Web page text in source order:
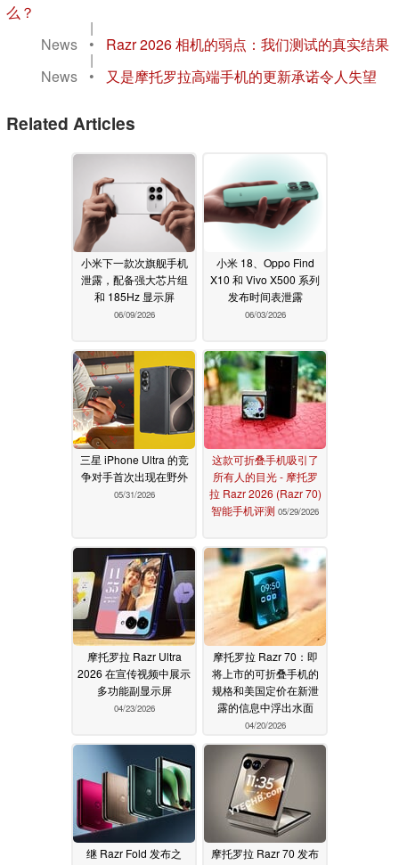
么？
|
News
• Razr 2026 相机的弱点：我们测试的真实结果
|
News
• 又是摩托罗拉高端手机的更新承诺令人失望
Related Articles
小米下一款次旗舰手机
泄露，配备强大芯片组
和 185Hz 显示屏
06/09/2026
小米 18、Oppo Find
X10 和 Vivo X500 系列
发布时间表泄露
06/03/2026
三星 iPhone Ultra 的竞
争对手首次出现在野外
05/31/2026
这款可折叠手机吸引了
所有人的目光 - 摩托罗
拉 Razr 2026 (Razr 70)
智能手机评测 05/29/2026
摩托罗拉 Razr Ultra
2026 在宣传视频中展示
多功能副显示屏
04/23/2026
摩托罗拉 Razr 70：即
将上市的可折叠手机的
规格和美国定价在新泄
露的信息中浮出水面
04/20/2026
继 Razr Fold 发布之
摩托罗拉 Razr 70 发布